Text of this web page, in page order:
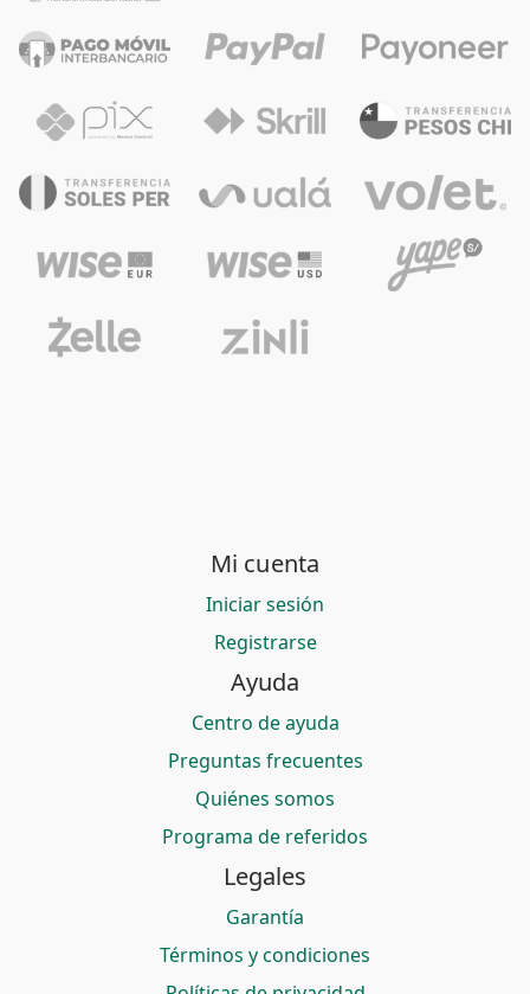
Mi cuenta
Iniciar sesión
Registrarse
Ayuda
Centro de ayuda
Preguntas frecuentes
Quiénes somos
Programa de referidos
Legales
Garantía
Términos y condiciones